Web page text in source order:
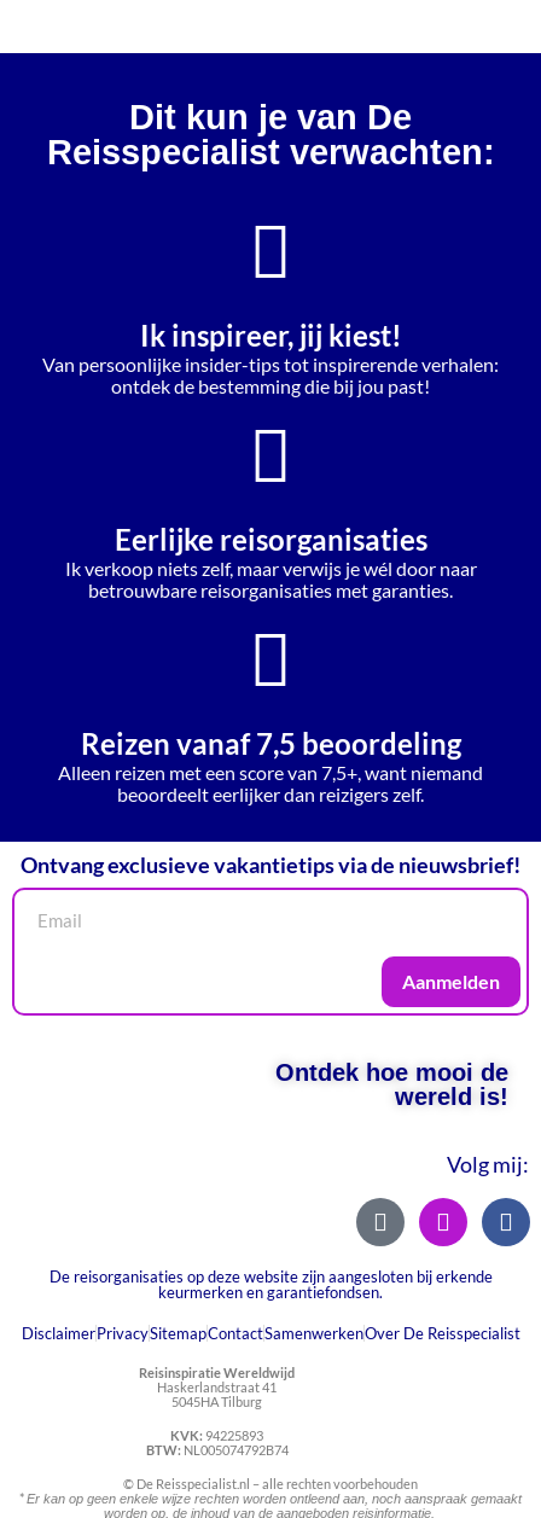
Dit kun je van De
Reisspecialist verwachten:
Ik inspireer, jij kiest!
Van persoonlijke insider-tips tot inspirerende verhalen:
ontdek de bestemming die bij jou past!
Eerlijke reisorganisaties
Ik verkoop niets zelf, maar verwijs je wél door naar
betrouwbare reisorganisaties met garanties.
Reizen vanaf 7,5 beoordeling
Alleen reizen met een score van 7,5+, want niemand
beoordeelt eerlijker dan reizigers zelf.
Ontvang exclusieve vakantietips via de nieuwsbrief!
Aanmelden
Ontdek hoe mooi de
wereld is!
Volg mij:
De reisorganisaties op deze website zijn aangesloten bij erkende
keurmerken en garantiefondsen.
DisclaimerPrivacySitemapContactSamenwerkenOver De Reisspecialist
Reisinspiratie Wereldwijd
Haskerlandstraat 41
5045HA Tilburg
KVK: 94225893
BTW: NL005074792B74
© De Reisspecialist.nl – alle rechten voorbehouden
*Er kan op geen enkele wijze rechten worden ontleend aan, noch aanspraak gemaakt
worden op, de inhoud van de aangeboden reisinformatie.